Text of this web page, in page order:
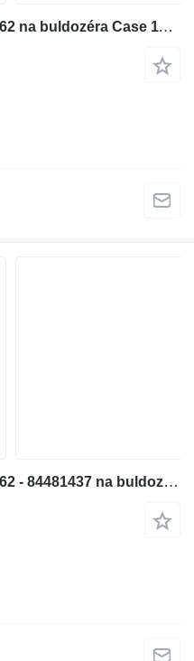
Olejový chladič Case 84588262 na buldozéra Case 1150MLT 1150MWT D125C-LT D125C-WT 1150MWT-LGP D125CWT-LGP
Olejový chladič Case 84588262 - 84481437 na buldozéra Case 1150MLT 1150MWT D125C-LT D125C-WT 1150MWT-LGP D125CWT-LGP